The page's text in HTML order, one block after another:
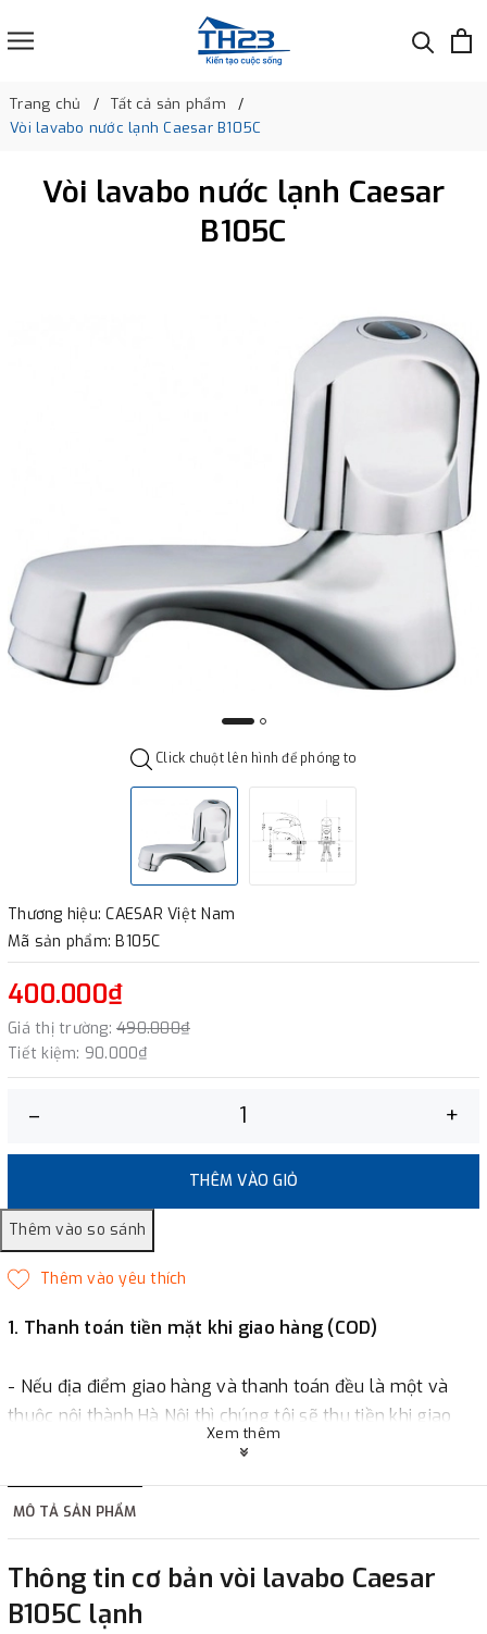
Trang chủ
Tất cả sản phẩm
Vòi lavabo nước lạnh Caesar B105C
Vòi lavabo nước lạnh Caesar
B105C
Click chuột lên hình để phóng to
Thương hiệu: CAESAR Việt Nam
Mã sản phẩm: B105C
400.000₫
Giá thị trường: 490.000₫
Tiết kiệm: 90.000₫
– +
THÊM VÀO GIỎ
1. Thanh toán tiền mặt khi giao hàng (COD)
- Nếu địa điểm giao hàng và thanh toán đều là một và
thuộc nội thành Hà Nội thì chúng tôi sẽ thu tiền khi giao
hàng hoặc khách hàng đặt tiền trước một phần giá trị đơn
2. Thanh toán trực tiếp tại :
- Showroom Thanh HươngĐịa chỉ : 23 phố Cát Linh,
phường Cát Linh, quận Đống Đa, Hà Nội.
Xem thêm
MÔ TẢ SẢN PHẨM
Thông tin cơ bản vòi lavabo Caesar
B105C lạnh